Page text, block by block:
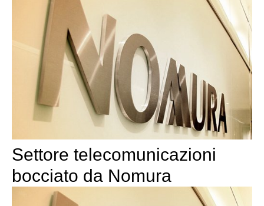
Settore telecomunicazioni
bocciato da Nomura